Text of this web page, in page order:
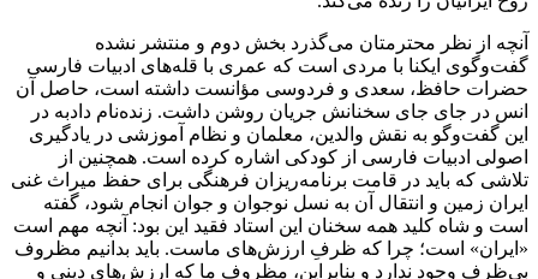
آنچه از نظر محترمتان می‌گذرد بخش دوم و منتشر نشده
گفت‌وگوی ایکنا با مردی است که عمری با قله‌های ادبیات فارسی
حضرات حافظ، سعدی و فردوسی مؤانست داشته است، حاصل آن
انس در جای جای سخنانش جریان روشن داشت. زنده‌نام دادبه در
این گفت‌وگو به نقش والدین، معلمان و نظام آموزشی در یادگیری
اصولی ادبیات فارسی از کودکی اشاره کرده است. همچنین از
تلاشی که باید در قامت برنامه‌ریزان فرهنگی برای حفظ میراث غنی
ایران زمین و انتقال آن به نسل نوجوان و جوان انجام شود، گفته
است و شاه کلید همه سخنان این استاد فقید این بود: آنچه مهم است
«ایران» است؛ چرا که ظرفِ ارزش‌های ماست. باید بدانیم مظروف
بی‌ظرف وجود ندارد و بنابراین، مظروف ما که ارزش‌های دینی و